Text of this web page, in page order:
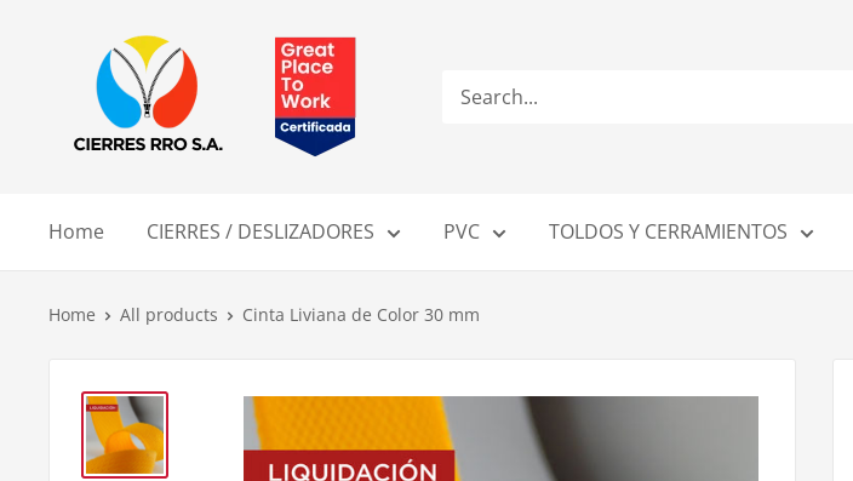
Compañía
Cierres
RRO
Home CIERRES / DESLIZADORES PVC TOLDOS Y CERRAMIENTOS
Home All products Cinta Liviana de Color 30 mm